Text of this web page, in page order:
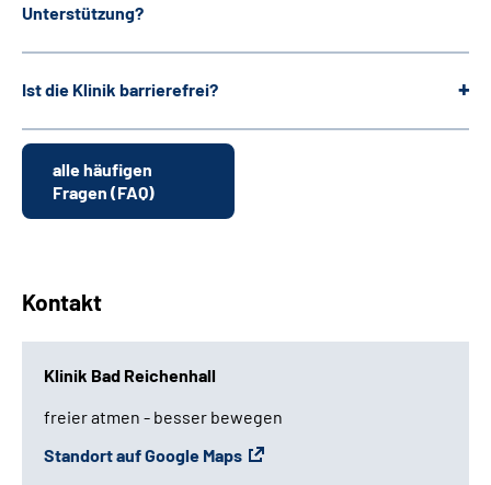
Unterstützung?
Ist die Klinik barrierefrei?
alle häufigen
Fragen (FAQ)
Kontakt
Klinik Bad Reichenhall
freier atmen - besser bewegen
Standort auf Google Maps